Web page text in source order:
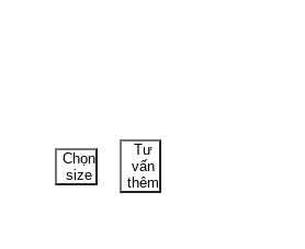
Chọn
size
Tư
vấn
thêm